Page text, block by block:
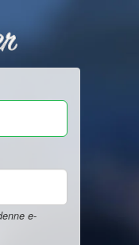
e-